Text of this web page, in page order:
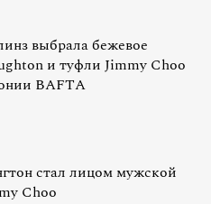
выбрала бежевое
и туфли Jimmy Choo
BAFTA
стал лицом мужской
Choo